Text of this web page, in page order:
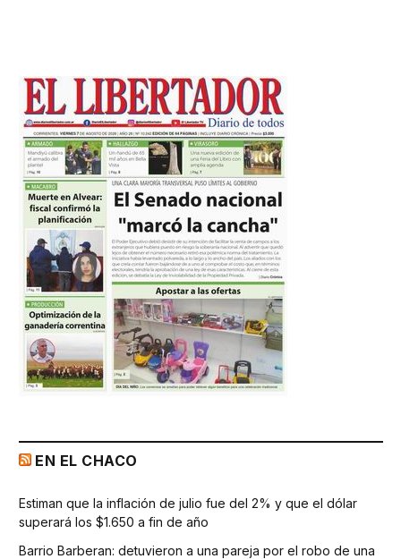
EN EL CHACO
Estiman que la inflación de julio fue del 2% y que el dólar
superará los $1.650 a fin de año
Barrio Barberan: detuvieron a una pareja por el robo de una